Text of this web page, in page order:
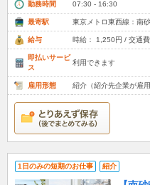
勤務時間 07:30 - 16:30
最寄駅 東京メトロ東西線：南
給与 時給： 1,250円 / 交通
即払いサービ
ス
利用できます
雇用形態 紹介（紹介先企業が雇用
1日のみの短期のお仕事 紹介